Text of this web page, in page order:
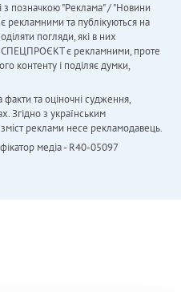
з позначкою "Реклама" / "Новини
рекламними та публікуються на
погляди, які в них
СПЕЦПРОЄКТ є рекламними, проте
контенту і поділяє думки,
факти та оціночні судження,
Згідно з українським
зміст реклами несе рекламодавець.
медіа - R40-05097